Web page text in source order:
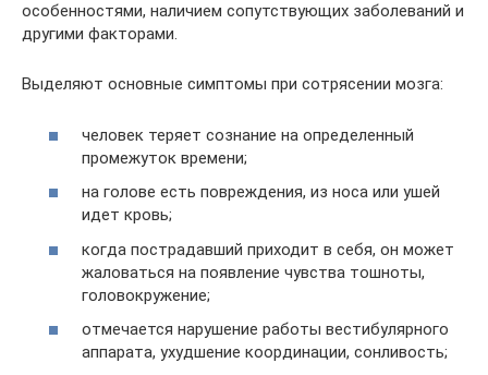
особенностями, наличием сопутствующих заболеваний и
другими факторами.
Выделяют основные симптомы при сотрясении мозга:
человек теряет сознание на определенный
промежуток времени;
на голове есть повреждения, из носа или ушей
идет кровь;
когда пострадавший приходит в себя, он может
жаловаться на появление чувства тошноты,
головокружение;
отмечается нарушение работы вестибулярного
аппарата, ухудшение координации, сонливость;